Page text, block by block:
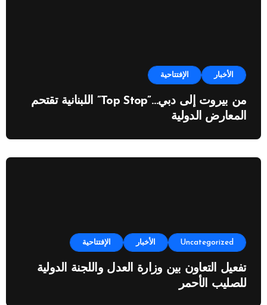
الأخبار الإفتتاحية
من بيروت إلى دبي…”Top Stop” اللبنانية تقتحم
المعارض الدولية
Uncategorized الأخبار الإفتتاحية
تفعيل التعاون بين وزارة العدل واللجنة الدولية
للصليب الأحمر